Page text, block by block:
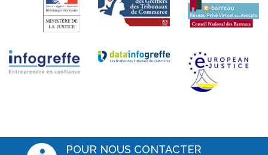
POUR NOUS CONTACTER